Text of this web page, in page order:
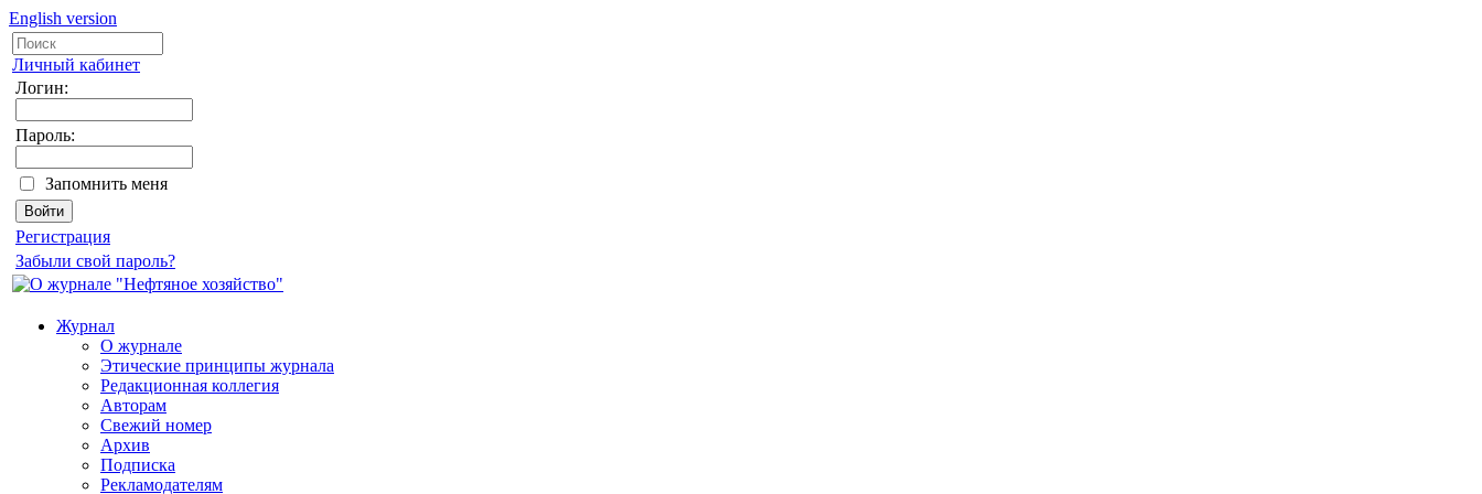
English version
Личный кабинет
Логин:
Пароль:
Запомнить меня
Регистрация
Забыли свой пароль?
Журнал
О журнале
Этические принципы журнала
Редакционная коллегия
Авторам
Свежий номер
Архив
Подписка
Рекламодателям